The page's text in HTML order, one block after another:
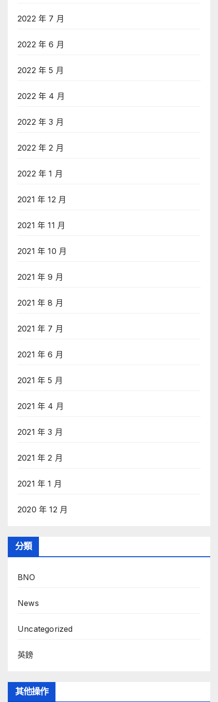
2022 年 7 月
2022 年 6 月
2022 年 5 月
2022 年 4 月
2022 年 3 月
2022 年 2 月
2022 年 1 月
2021 年 12 月
2021 年 11 月
2021 年 10 月
2021 年 9 月
2021 年 8 月
2021 年 7 月
2021 年 6 月
2021 年 5 月
2021 年 4 月
2021 年 3 月
2021 年 2 月
2021 年 1 月
2020 年 12 月
分類
BNO
News
Uncategorized
英鎊
其他操作